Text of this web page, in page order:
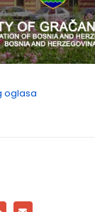
oglasa